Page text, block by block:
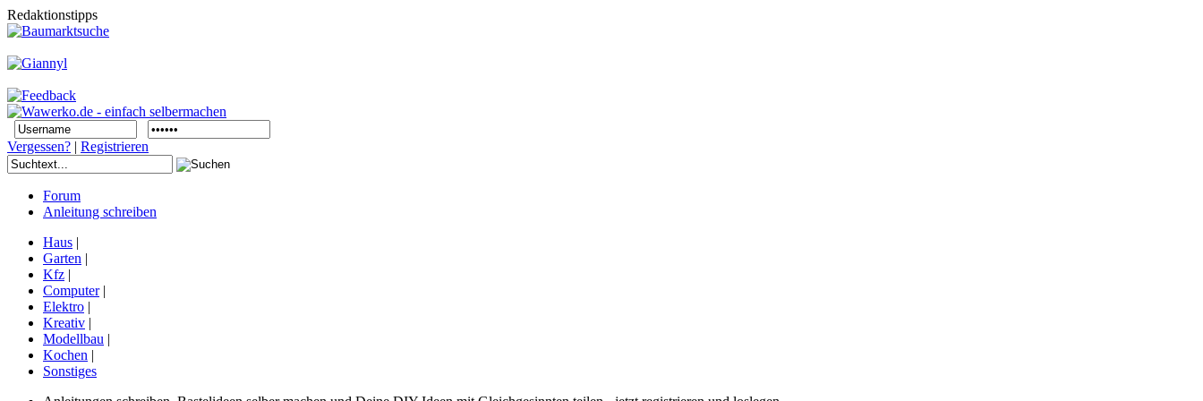
Redaktionstipps
Vergessen? | Registrieren
Forum
Anleitung schreiben
Haus |
Garten |
Kfz |
Computer|
Elektro |
Kreativ |
Modellbau |
Kochen |
Sonstiges